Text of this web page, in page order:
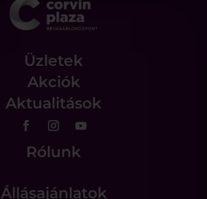
Üzletek
Akciók
Aktualitások
Rólunk
Állásajánlatok